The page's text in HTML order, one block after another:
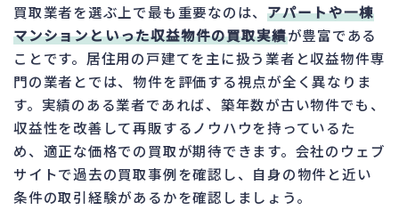
買取業者を選ぶ上で最も重要なのは、アパートや一棟
マンションといった収益物件の買取実績が豊富である
ことです。居住用の戸建てを主に扱う業者と収益物件専
門の業者とでは、物件を評価する視点が全く異なりま
す。実績のある業者であれば、築年数が古い物件でも、
収益性を改善して再販するノウハウを持っているた
め、適正な価格での買取が期待できます。会社のウェブ
サイトで過去の買取事例を確認し、自身の物件と近い
条件の取引経験があるかを確認しましょう。